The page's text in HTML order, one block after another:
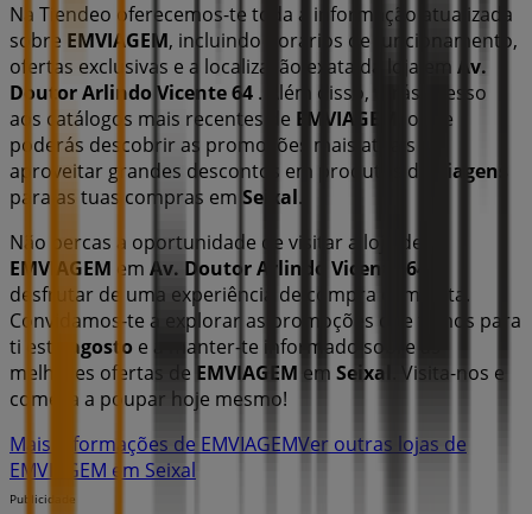
Na Tiendeo oferecemos-te toda a informação atualizada
sobre EMVIAGEM, incluindo horários de funcionamento,
ofertas exclusivas e a localização exata da loja em Av.
Doutor Arlindo Vicente 64 . Além disso, terás acesso
aos catálogos mais recentes de EMVIAGEM
, onde
poderás descobrir as promoções mais atuais e
aproveitar grandes descontos em produtos de
Viagens
para as tuas compras em Seixal.
Não percas a oportunidade de visitar a loja de
EMVIAGEM em Av. Doutor Arlindo Vicente 64
desfrutar de uma experiência de compra completa.
Convidamos-te a explorar as promoções que temos para
ti este
agosto e a manter-te informado sobre as
melhores ofertas de EMVIAGEM em Seixal
. Visita-nos e
começa a poupar hoje mesmo!
Mais informações de EMVIAGEMVer outras lojas de
EMVIAGEM em Seixal
Publicidade